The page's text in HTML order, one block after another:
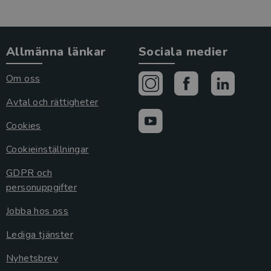
Allmänna länkar
Om oss
Avtal och rättigheter
Cookies
Cookieinställningar
GDPR och
personuppgifter
Jobba hos oss
Lediga tjänster
Nyhetsbrev
Sociala medier